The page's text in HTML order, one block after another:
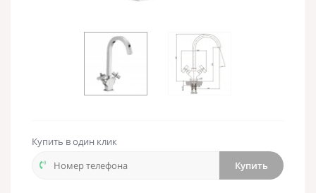
Купить в один клик
Купить